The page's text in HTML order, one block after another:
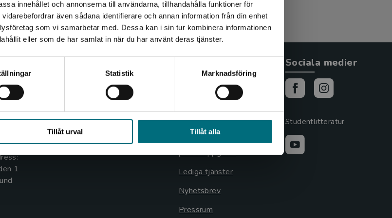
innehållet och annonserna till användarna, tillhandahålla funktioner för
även sådana identifierare och annan information från din enhet
som vi samarbetar med. Dessa kan i sin tur kombinera informationen
eller som de har samlat in när du har använt deras tjänster.
Statistik Marknadsföring
Tillåt urval Tillåt alla
som att du besöker nyponochviljaforlag.se via
Sverige. Vi erbjuder inte leveranser
För att kunna slutföra ett köp måste
vara i Sverige.
00
1
Kontakta kundservice
046-31 21 00
Frågor och svar
Köpvillkor
Cookieinställningar
GDPR och
personuppgifter
Lediga tjänster
Nyhetsbrev
Pressrum
Sociala medier
Studentlitteratur